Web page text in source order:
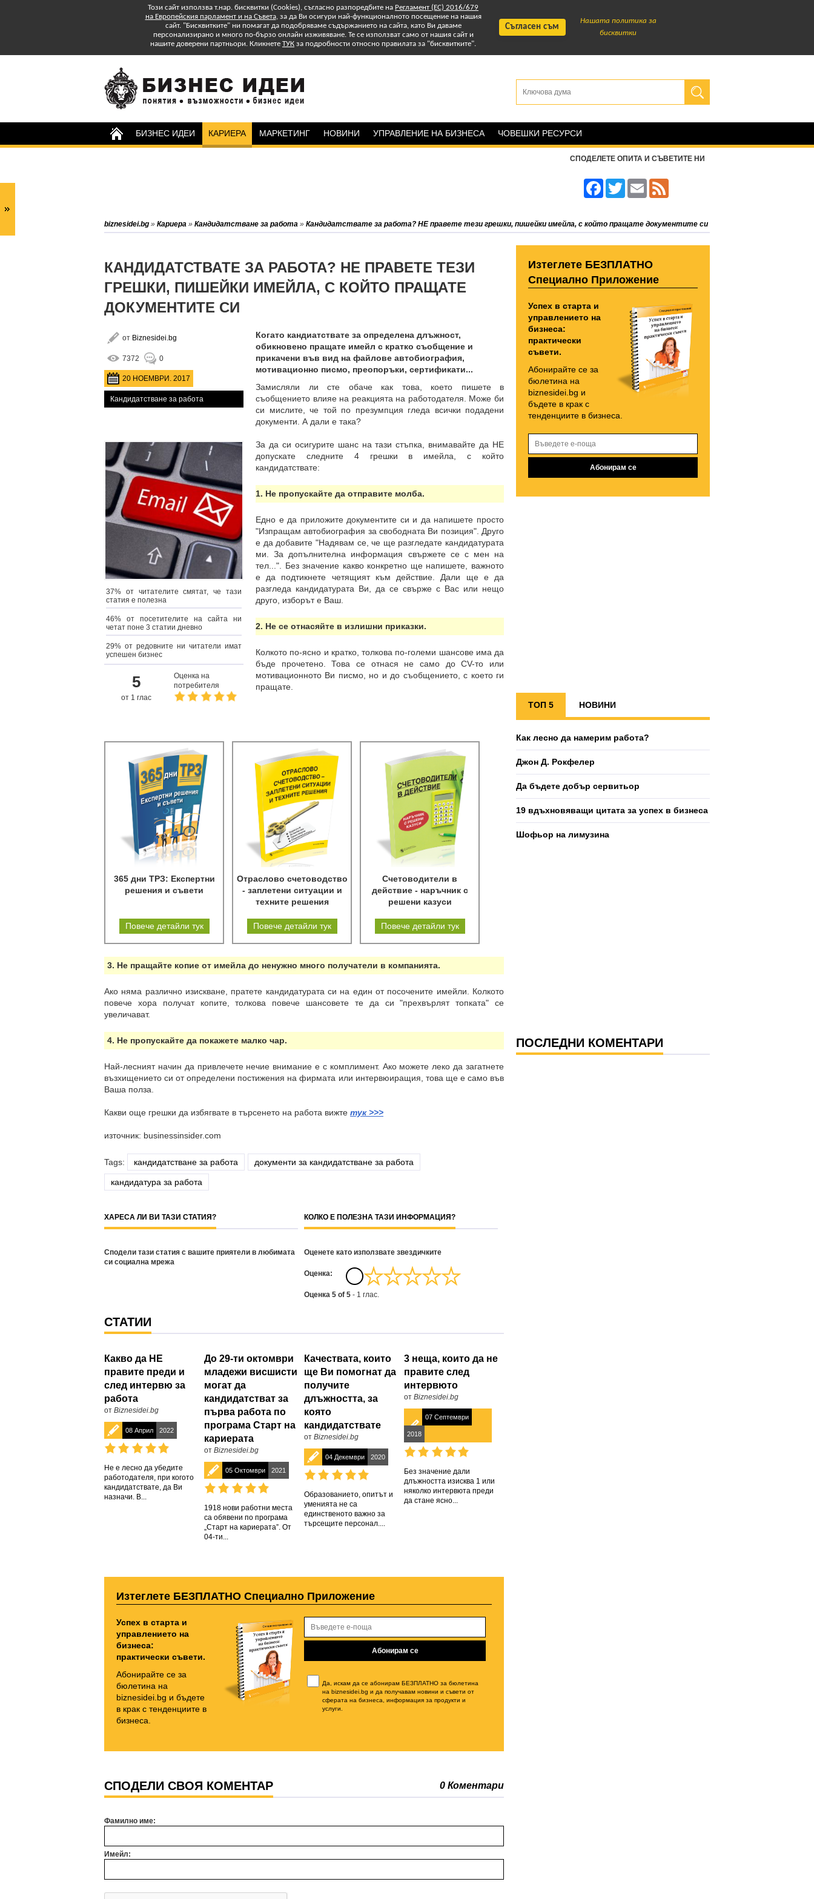
Съгласен съм
Нашата политика за
бисквитки
Този сайт използва т.нар. бисквитки (Cookies), съгласно разпоредбите на Регламент (ЕС) 2016/679
на Европейския парламент и на Съвета, за да Ви осигури най-функционалното посещение на нашия
сайт. "Бисквитките" ни помагат да подобряваме съдържанието на сайта, като Ви даваме
персонализирано и много по-бързо онлайн изживяване. Те се използват само от нашия сайт и
нашите доверени партньори. Кликнете ТУК за подробности относно правилата за "бисквитките".
БИЗНЕС ИДЕИ КАРИЕРА МАРКЕТИНГ НОВИНИ УПРАВЛЕНИЕ НА БИЗНЕСА ЧОВЕШКИ РЕСУРСИ
СПОДЕЛЕТЕ ОПИТА И СЪВЕТИТЕ НИ
FacebookTwitter Email
biznesidei.bg » Кариера » Кандидатстване за работа » Кандидатствате за работа? НЕ правете тези грешки, пишейки имейла, с който пращате документите си
КАНДИДАТСТВАТЕ ЗА РАБОТА? НЕ ПРАВЕТЕ ТЕЗИ
ГРЕШКИ, ПИШЕЙКИ ИМЕЙЛА, С КОЙТО ПРАЩАТЕ
ДОКУМЕНТИТЕ СИ
от Biznesidei.bg
7372 0
20 НОЕМВРИ. 2017
Кандидатстване за работа
37% от читателите смятат, че тази
статия е полезна
46% от посетителите на сайта ни
четат поне 3 статии дневно
29% от редовните ни читатели имат
успешен бизнес
5
от 1 глас
Оценка на
потребителя
Когато кандиатствате за определена длъжност,
обикновено пращате имейл с кратко съобщение и
прикачени във вид на файлове автобиография,
мотивационно писмо, преопоръки, сертификати...
Замисляли ли сте обаче как това, което пишете в
съобщението влияе на реакцията на работодателя. Може би
си мислите, че той по презумпция гледа всички подадени
документи. А дали е така?
За да си осигурите шанс на тази стъпка, внимавайте да НЕ
допускате следните 4 грешки в имейла, с който
кандидатствате:
1. Не пропускайте да отправите молба.
Едно е да приложите документите си и да напишете просто
"Изпращам автобиография за свободната Ви позиция". Друго
е да добавите "Надявам се, че ще разгледате кандидатурата
ми. За допълнителна информация свържете се с мен на
тел...". Без значение какво конкретно ще напишете, важното
е да подтикнете четящият към действие. Дали ще е да
разгледа кандидатурата Ви, да се свърже с Вас или нещо
друго, изборът е Ваш.
2. Не се отнасяйте в излишни приказки.
Колкото по-ясно и кратко, толкова по-големи шансове има да
бъде прочетено. Това се отнася не само до CV-то или
мотивационното Ви писмо, но и до съобщението, с което ги
пращате.
365 дни ТРЗ: Експертни
решения и съвети
Повече детайли тук
Отраслово счетоводство
- заплетени ситуации и
техните решения
Повече детайли тук
Счетоводители в
действие - наръчник с
решени казуси
Повече детайли тук
3. Не пращайте копие от имейла до ненужно много получатели в компанията.
Ако няма различно изискване, пратете кандидатурата си на един от посочените имейли. Колкото
повече хора получат копите, толкова повече шансовете те да си "прехвърлят топката" се
увеличават.
4. Не пропускайте да покажете малко чар.
Най-лесният начин да привлечете нечие внимание е с комплимент. Ако можете леко да загатнете
възхищението си от определени постижения на фирмата или интервюиращия, това ще е само във
Ваша полза.
Какви още грешки да избягвате в търсенето на работа вижте тук >>>
източник: businessinsider.com
Tags: кандидатстване за работа документи за кандидатстване за работа
кандидатура за работа
ХАРЕСА ЛИ ВИ ТАЗИ СТАТИЯ?
Сподели тази статия с вашите приятели в любимата
си социална мрежа
КОЛКО Е ПОЛЕЗНА ТАЗИ ИНФОРМАЦИЯ?
Оценете като използвате звездичките
Oценка:
Оценка 5 of 5 - 1 глас.
СТАТИИ
Какво да НЕ
правите преди и
след интервю за
работа
от Biznesidei.bg
08 Април 2022
Не е лесно да убедите
работодателя, при когото
кандидатствате, да Ви
назначи. В...
До 29-ти октомври
младежи висшисти
могат да
кандидатстват за
първа работа по
програма Старт на
кариерата
от Biznesidei.bg
05 Октомври 2021
1918 нови работни места
са обявени по програма
„Старт на кариерата”. От
04-ти...
Качествата, които
ще Ви помогнат да
получите
длъжността, за
която
кандидатствате
от Biznesidei.bg
04 Декември 2020
Образованието, опитът и
уменията не са
единственото важно за
търсещите персонал....
3 неща, които да не
правите след
интервюто
от Biznesidei.bg
07 Септември
2018
Без значение дали
длъжността изисква 1 или
няколко интервюта преди
да стане ясно...
Изтеглете БЕЗПЛАТНО Специално Приложение
Успех в старта и
управлението на
бизнеса:
практически съвети.
Абонирайте се за
бюлетина на
biznesidei.bg и бъдете
в крак с тенденциите в
бизнеса.
Да, искам да се абонирам БЕЗПЛАТНО за бюлетина
на biznesidei.bg и да получавам новини и съвети от
сферата на бизнеса, информация за продукти и
услуги.
СПОДЕЛИ СВОЯ КОМЕНТАР 0 Коментари
Фамилно име:
Имейл:
Изтеглете БЕЗПЛАТНО
Специално Приложение
Успех в старта и
управлението на
бизнеса:
практически
съвети.
Абонирайте се за
бюлетина на
biznesidei.bg и
бъдете в крак с
тенденциите в бизнеса.
ТОП 5 НОВИНИ
Как лесно да намерим работа?
Джон Д. Рокфелер
Да бъдете добър сервитьор
19 вдъхновяващи цитата за успех в бизнеса
Шофьор на лимузина
ПОСЛЕДНИ КОМЕНТАРИ
"Успех в старта и управлението на
Абонирайте се за бюлетина на
biznesidei.bg и бъдете в крак с